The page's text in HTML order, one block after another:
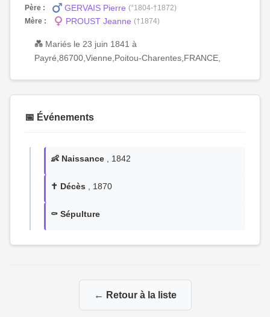
Père : GERVAIS Pierre (°1804-†1872)
Mère :
PROUST Jeanne (†1874)
💑 Mariés le 23 juin 1841 à
Payré,86700,Vienne,Poitou-Charentes,FRANCE,
📅 Événements
👶 Naissance , 1842
✝️ Décès , 1870
⚰️ Sépulture
← Retour à la liste